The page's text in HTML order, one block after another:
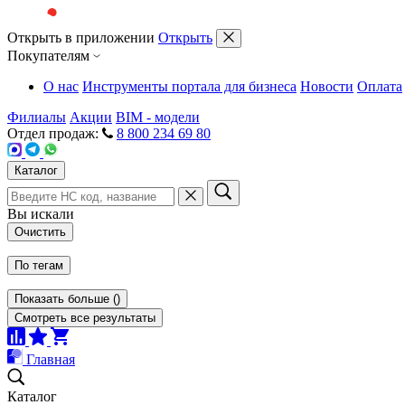
Открыть в приложении Открыть
Покупателям
О нас Инструменты портала для бизнеса Новости Оплата
Филиалы Акции BIM - модели
Отдел продаж:
8 800 234 69 80
Каталог
Вы искали
Очистить
По тегам
Показать больше ()
Смотреть все результаты
Главная
Каталог